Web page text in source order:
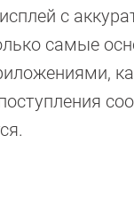
с
самые